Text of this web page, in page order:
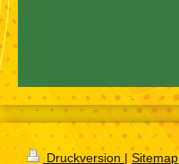
Druckversion | Sitemap